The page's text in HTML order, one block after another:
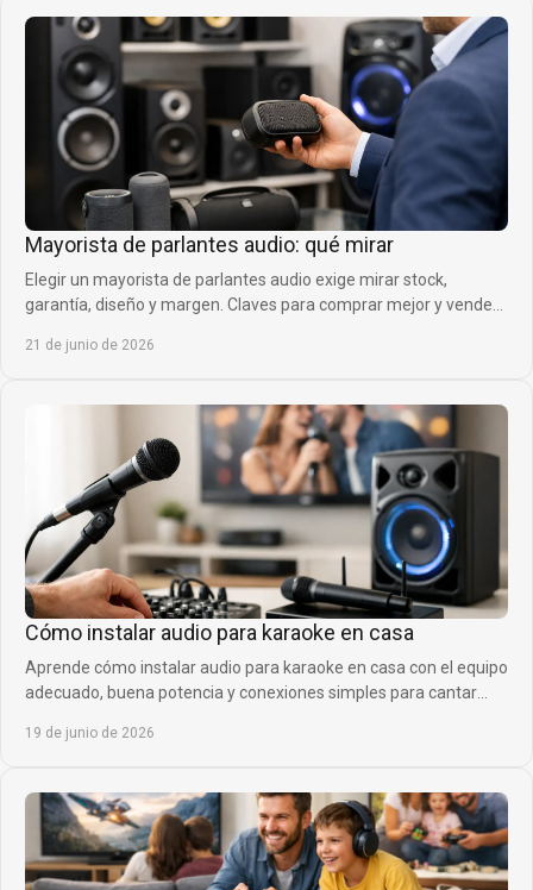
Mayorista de parlantes audio: qué mirar
Elegir un mayorista de parlantes audio exige mirar stock,
garantía, diseño y margen. Claves para comprar mejor y vender
21 de junio de 2026
Cómo instalar audio para karaoke en casa
Aprende cómo instalar audio para karaoke en casa con el equipo
adecuado, buena potencia y conexiones simples para cantar
19 de junio de 2026